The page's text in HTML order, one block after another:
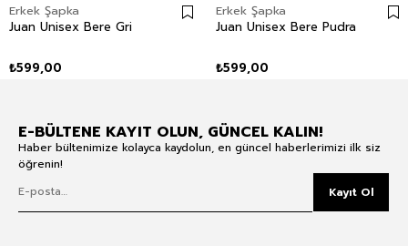
Erkek Şapka
Juan Unisex Bere Gri
₺599,00
Erkek Şapka
Juan Unisex Bere Pudra
₺599,00
E-BÜLTENE KAYIT OLUN, GÜNCEL KALIN!
Haber bültenimize kolayca kaydolun, en güncel haberlerimizi ilk siz
öğrenin!
Kayıt Ol